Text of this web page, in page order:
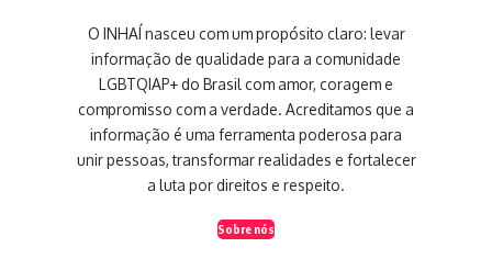
O INHAÍ nasceu com um propósito claro: levar
informação de qualidade para a comunidade
LGBTQIAP+ do Brasil com amor, coragem e
compromisso com a verdade. Acreditamos que a
informação é uma ferramenta poderosa para
unir pessoas, transformar realidades e fortalecer
a luta por direitos e respeito.
Sobre nós